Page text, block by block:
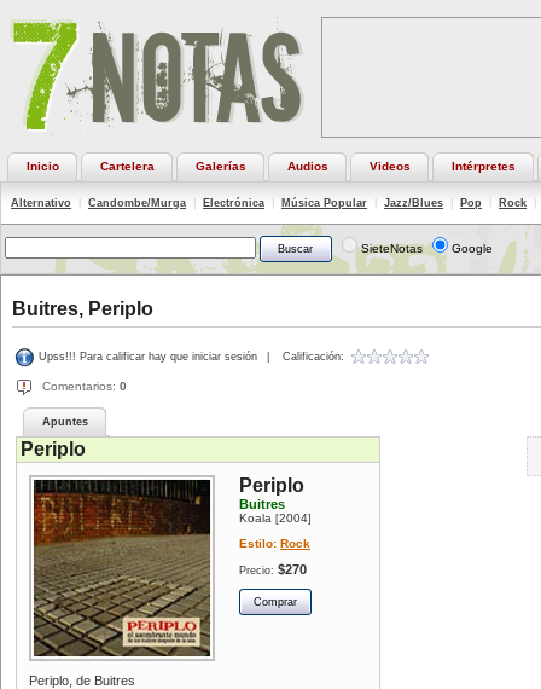
Inicio Cartelera Galerías Audios Videos Intérpretes
Alternativo Candombe/Murga Electrónica Música Popular Jazz/Blues Pop Rock
SieteNotas Google
Buitres, Periplo
Upss!!! Para calificar hay que iniciar sesión Calificación:
Comentarios: 0
Apuntes
Periplo
Periplo
Buitres
Koala [2004]
Estilo: Rock
Precio: $270
Periplo, de Buitres